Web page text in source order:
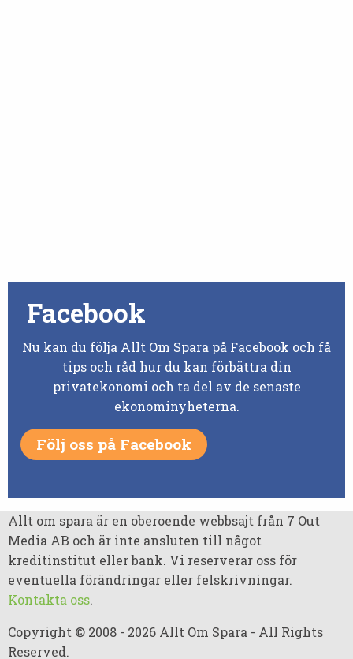
Facebook
Nu kan du följa Allt Om Spara på Facebook och få
tips och råd hur du kan förbättra din
privatekonomi och ta del av de senaste
ekonominyheterna.
Följ oss på Facebook
Allt om spara är en oberoende webbsajt från 7 Out
Media AB och är inte ansluten till något
kreditinstitut eller bank. Vi reserverar oss för
eventuella förändringar eller felskrivningar.
Kontakta oss.
Copyright © 2008 - 2026 Allt Om Spara - All Rights
Reserved.